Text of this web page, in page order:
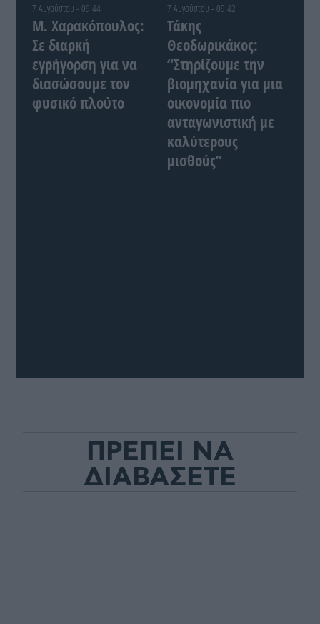
7 Αυγούστου - 09:44
Μ. Χαρακόπουλος:
Σε διαρκή
εγρήγορση για να
διασώσουμε τον
φυσικό πλούτο
7 Αυγούστου - 09:42
Τάκης
Θεοδωρικάκος:
“Στηρίζουμε την
βιομηχανία για μια
οικονομία πιο
ανταγωνιστική με
καλύτερους
μισθούς”
ΠΡΕΠΕΙ ΝΑ
ΔΙΑΒΑΣΕΤΕ